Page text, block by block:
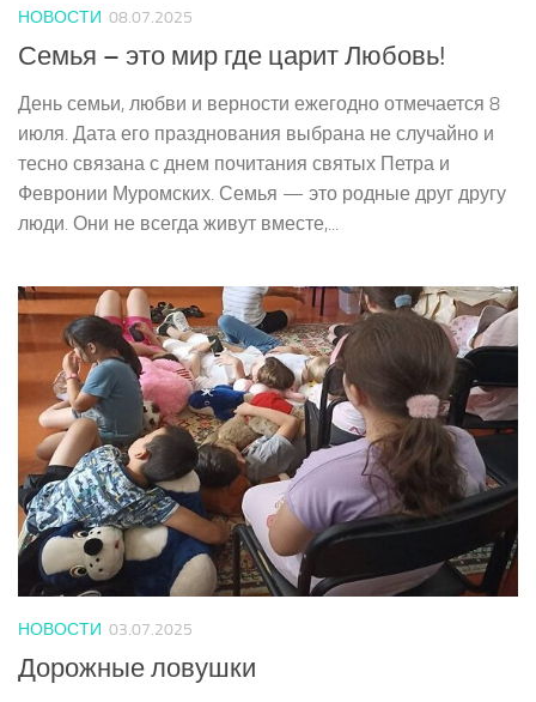
НОВОСТИ 08.07.2025
Семья – это мир где царит Любовь!
День семьи, любви и верности ежегодно отмечается 8
июля. Дата его празднования выбрана не случайно и
тесно связана с днем почитания святых Петра и
Февронии Муромских. Семья — это родные друг другу
люди. Они не всегда живут вместе,...
НОВОСТИ 03.07.2025
Дорожные ловушки